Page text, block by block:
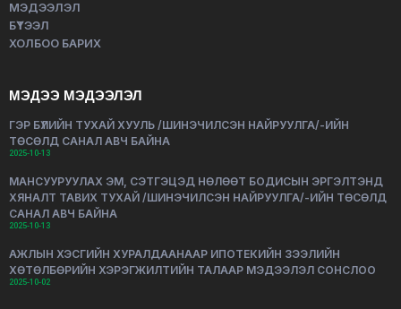
МЭДЭЭЛЭЛ
БҮТЭЭЛ
ХОЛБОО БАРИХ
МЭДЭЭ МЭДЭЭЛЭЛ
ГЭР БҮЛИЙН ТУХАЙ ХУУЛЬ /ШИНЭЧИЛСЭН НАЙРУУЛГА/-ИЙН
ТӨСӨЛД САНАЛ АВЧ БАЙНА
2025-10-13
МАНСУУРУУЛАХ ЭМ, СЭТГЭЦЭД НӨЛӨӨТ БОДИСЫН ЭРГЭЛТЭНД
ХЯНАЛТ ТАВИХ ТУХАЙ /ШИНЭЧИЛСЭН НАЙРУУЛГА/-ИЙН ТӨСӨЛД
САНАЛ АВЧ БАЙНА
2025-10-13
АЖЛЫН ХЭСГИЙН ХУРАЛДААНААР ИПОТЕКИЙН ЗЭЭЛИЙН
ХӨТӨЛБӨРИЙН ХЭРЭГЖИЛТИЙН ТАЛААР МЭДЭЭЛЭЛ СОНСЛОО
2025-10-02